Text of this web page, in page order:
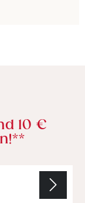
10 €